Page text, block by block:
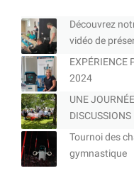
Découvrez
vidéo de
EXPÉRIENCE
2024
UNE
Tournoi des
gymnastique